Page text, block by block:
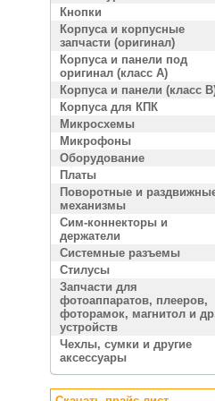
Кнопки
Корпуса и корпусные
запчасти (оригинал)
Корпуса и панели под
оригинал (класс A)
Корпуса и панели (класс
Корпуса для КПК
Микросхемы
Микрофоны
Оборудование
Платы
Поворотные и
механизмы
Сим-коннекторы и
держатели
Системные разъемы
Стилусы
Запчасти для
фотоаппаратов, плееров,
фоторамок, магнитол и
устройств
Чехлы, сумки и другие
аксессуары